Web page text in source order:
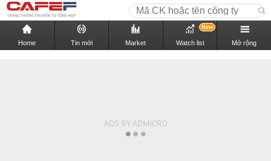
Home Tin mới Market Watch list
New
Mở rộng